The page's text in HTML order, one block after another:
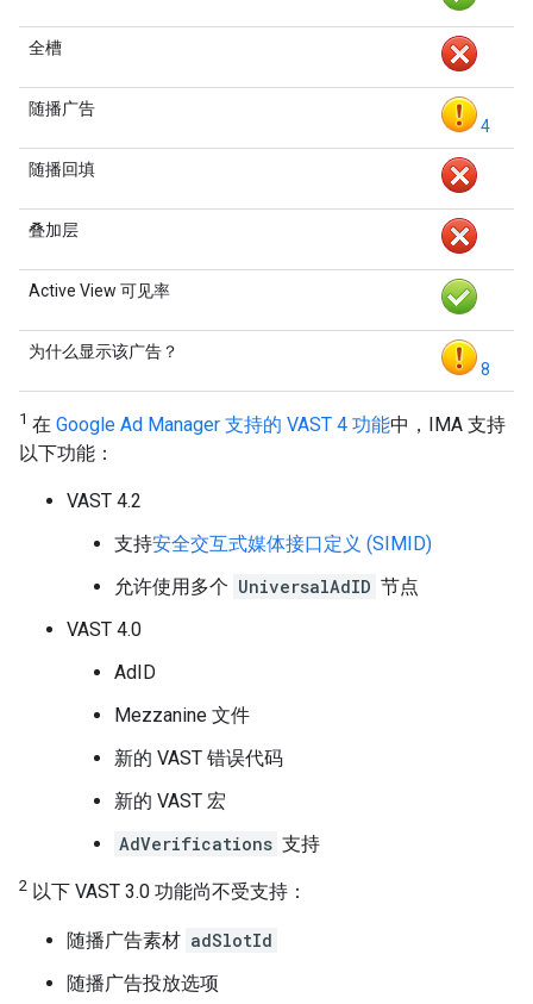
全槽
随播广告
4
随播回填
叠加层
Active View 可见率
为什么显示该广告？
8
1 在 Google Ad Manager 支持的 VAST 4 功能中，IMA 支持
以下功能：
VAST 4.2
支持安全交互式媒体接口定义 (SIMID)
允许使用多个 UniversalAdID 节点
VAST 4.0
AdID
Mezzanine 文件
新的 VAST 错误代码
新的 VAST 宏
AdVerifications 支持
2 以下 VAST 3.0 功能尚不受支持：
随播广告素材 adSlotId
随播广告投放选项